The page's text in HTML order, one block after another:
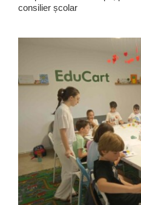
consilier școlar